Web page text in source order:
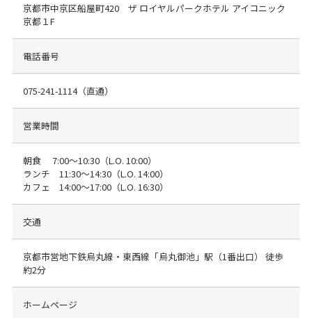
京都市中京区船屋町420 ザ ロイヤルパークホテル アイコニック
京都１F
電話番号
075-241-1114（直通）
営業時間
朝食 7:00～10:30（L.O. 10:00）
ランチ 11:30～14:30（L.O. 14:00）
カフェ 14:00～17:00（L.O. 16:30）
交通
京都市営地下鉄烏丸線・東西線「烏丸御池」駅（1番出口） 徒歩
約2分
ホームページ